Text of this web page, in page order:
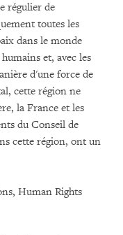
régulier de
toutes les
dans le monde
et, avec les
d'une force de
cette région ne
la France et les
du Conseil de
cette région, ont un
Human Rights